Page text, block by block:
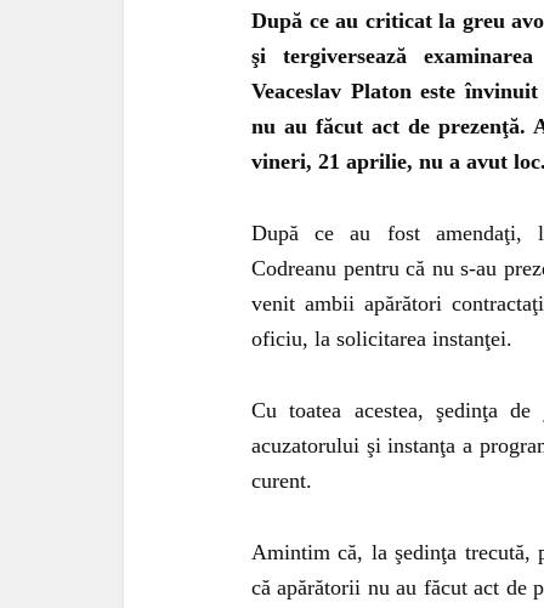
După ce au criticat la greu
şi tergiversează
Veaceslav Platon este
nu au făcut act de prezenţă.
vineri, 21 aprilie, nu a avut
După ce au fost amendaţi,
Codreanu pentru că nu s-au
venit ambii apărători
oficiu, la solicitarea instanţei.
Cu toatea acestea, şedinţa
acuzatorului şi instanţa a
curent.
Amintim că, la şedinţa trecută,
că apărătorii nu au făcut act de